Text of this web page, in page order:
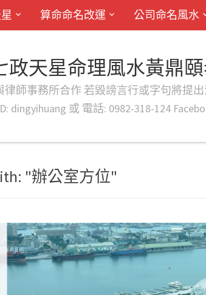
算命命名改運 公司命名風水
政天星命理風水黃鼎
師事務所合作 若毀謗言行或字句將提出
dingyihuang 或 電話: 0982-318-124
"辦公室方位"